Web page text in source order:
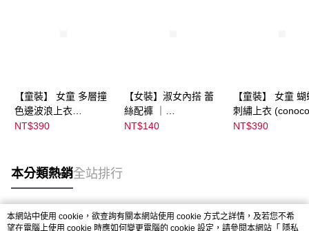
【童裝】 女童 多層撞
色邊波浪上衣
(futafuta) ｜
NT$390
【女裝】淑女內搭 蕾
絲配褲 ｜
04303C05372000002
NT$140
【童裝】 女童
刺繡上衣
NT$390
本分類熱銷全站排行
熱門標籤
本網站中使用 cookie，欲查詢有關本網站使用 cookie 方式之詳情，及若您不希
望在電腦上使用 cookie 時應如何變更電腦的 cookie 設定，請參閱本網站「 隱私